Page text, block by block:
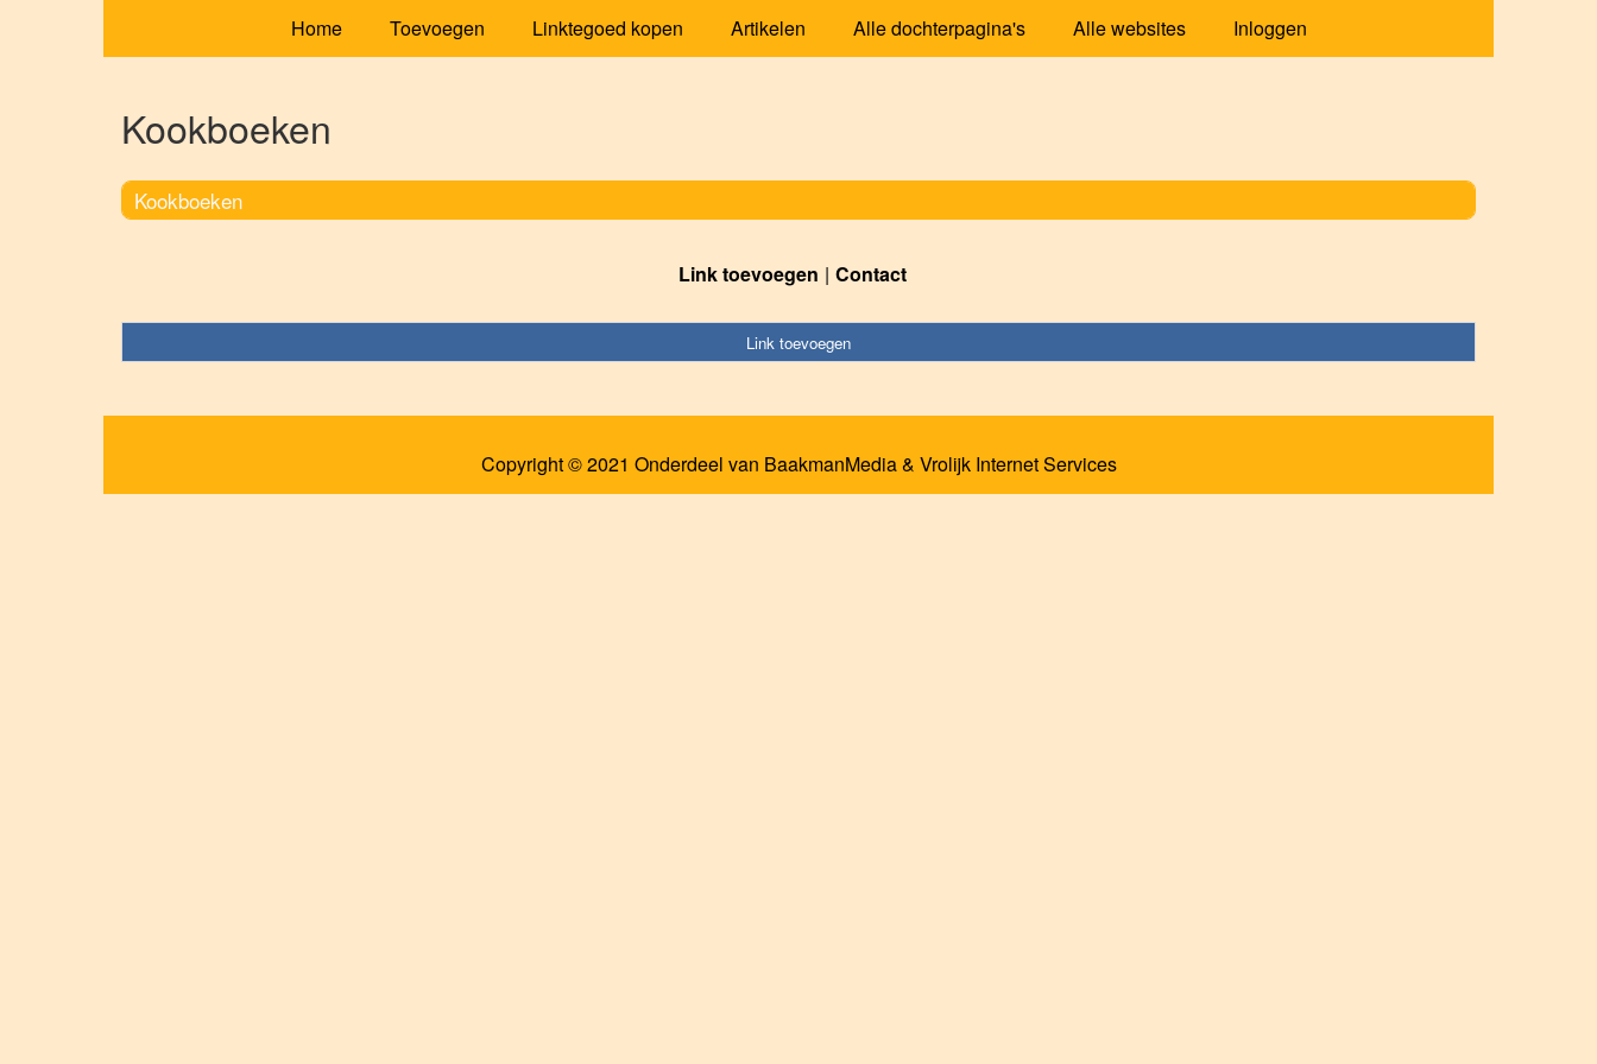
Home Toevoegen Linktegoed kopen Artikelen Alle dochterpagina's Alle websites Inloggen
Kookboeken
Kookboeken
Link toevoegen Contact
Link toevoegen
Copyright © 2021 Onderdeel van BaakmanMedia& Vrolijk Internet Services